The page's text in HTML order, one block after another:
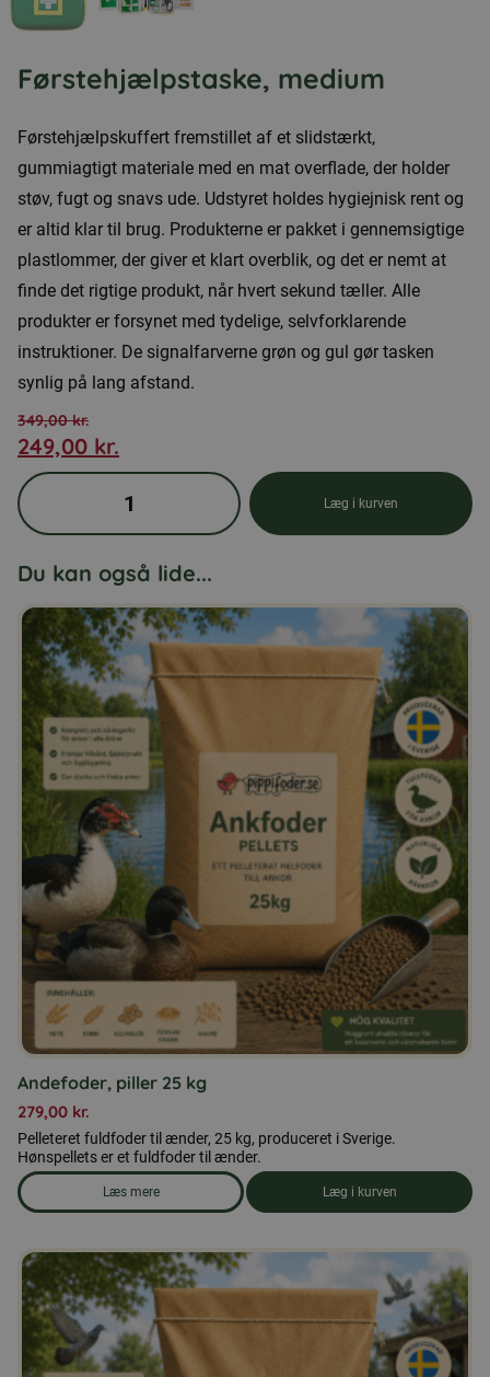
Førstehjælpstaske, medium
Førstehjælpskuffert fremstillet af et slidstærkt,
gummiagtigt materiale med en mat overflade, der holder
støv, fugt og snavs ude. Udstyret holdes hygiejnisk rent og
er altid klar til brug. Produkterne er pakket i gennemsigtige
plastlommer, der giver et klart overblik, og det er nemt at
finde det rigtige produkt, når hvert sekund tæller. Alle
produkter er forsynet med tydelige, selvforklarende
instruktioner. De signalfarverne grøn og gul gør tasken
synlig på lang afstand.
349,00kr.
Den
oprindelige
pris
349,00 kr..
249,00 kr.
Den
aktuelle
pris
249,00 kr..
Førstehjælpstaske,
medium
Læg i kurven
Du kan også lide...
Andefoder, piller 25 kg
279,00 kr.
Pelleteret fuldfoder til ænder, 25 kg, produceret i Sverige.
Hønspellets er et fuldfoder til ænder.
Læs mere
om produkten Andefoder, piller 25 kg
Læg i kurven